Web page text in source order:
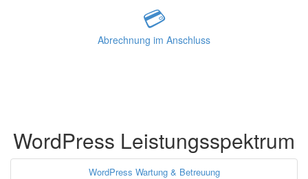
💳
Abrechnung im Anschluss
WordPress Leistungsspektrum
WordPress Wartung & Betreuung